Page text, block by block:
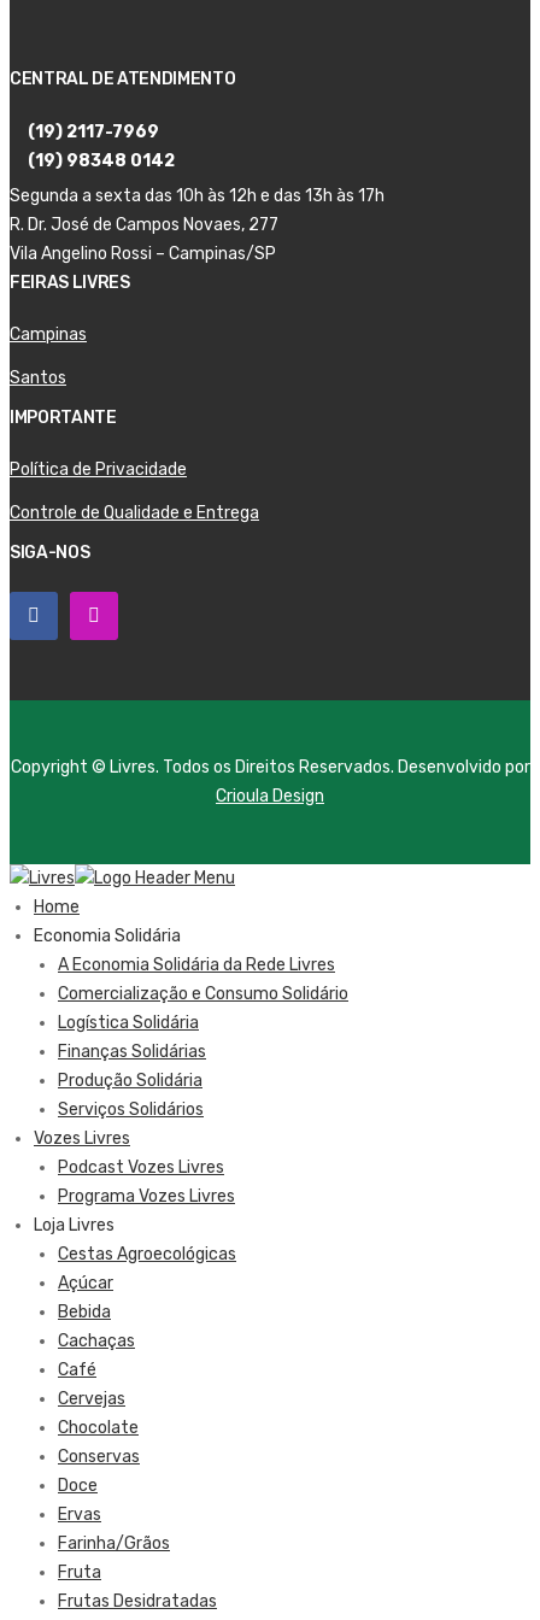
CENTRAL DE ATENDIMENTO
(19) 2117-7969
(19) 98348 0142
Segunda a sexta das 10h às 12h e das 13h às 17h
R. Dr. José de Campos Novaes, 277
Vila Angelino Rossi – Campinas/SP
FEIRAS LIVRES
Campinas
Santos
IMPORTANTE
Política de Privacidade
Controle de Qualidade e Entrega
SIGA-NOS
Copyright © Livres. Todos os Direitos Reservados. Desenvolvido por
Crioula Design
Home
Economia Solidária
A Economia Solidária da Rede Livres
Comercialização e Consumo Solidário
Logística Solidária
Finanças Solidárias
Produção Solidária
Serviços Solidários
Vozes Livres
Podcast Vozes Livres
Programa Vozes Livres
Loja Livres
Cestas Agroecológicas
Açúcar
Bebida
Cachaças
Café
Cervejas
Chocolate
Conservas
Doce
Ervas
Farinha/Grãos
Fruta
Frutas Desidratadas